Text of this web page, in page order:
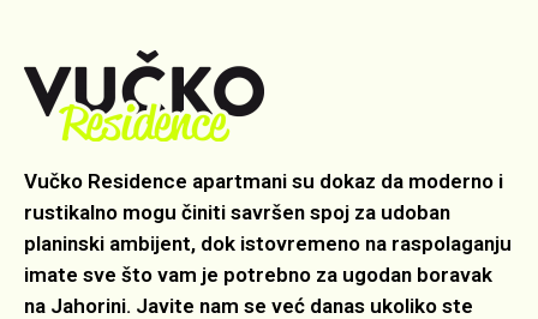
Vučko Residence apartmani su dokaz da moderno i
rustikalno mogu činiti savršen spoj za udoban
planinski ambijent, dok istovremeno na raspolaganju
imate sve što vam je potrebno za ugodan boravak
na Jahorini. Javite nam se već danas ukoliko ste